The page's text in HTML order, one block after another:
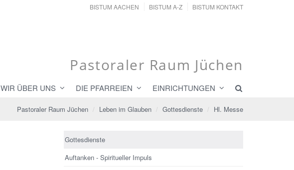
BISTUM AACHEN BISTUM A-Z BISTUM KONTAKT
Pastoraler Raum Jüchen
WIR ÜBER UNS DIE PFARREIEN EINRICHTUNGEN
Pastoraler Raum Jüchen Leben im Glauben Gottesdienste Hl. Messe
Gottesdienste
Auftanken - Spiritueller Impuls